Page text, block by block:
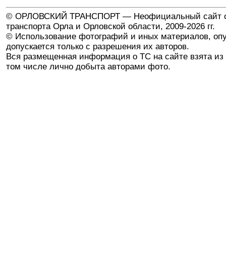
© ОРЛОВСКИЙ ТРАНСПОРТ — Неофициальный сайт
транспорта Орла и Орловской области, 2009-2026 гг.
© Использование фотографий и иных материалов,
допускается только с разрешения их авторов.
Вся размещенная информация о ТС на сайте взята из
том числе лично добыта авторами фото.